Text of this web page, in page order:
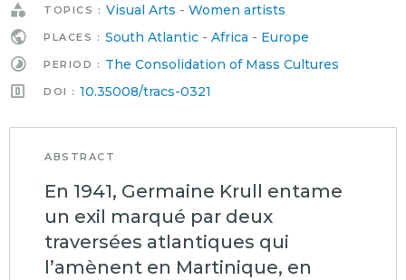
TOPICS : Visual Arts - Women artists
PLACES : South Atlantic- Africa - Europe
PERIOD : The Consolidation of Mass Cultures
DOI : 10.35008/tracs-0321
ABSTRACT
En 1941, Germaine Krull entame
un exil marqué par deux
traversées atlantiques qui
l’amènent en Martinique, en